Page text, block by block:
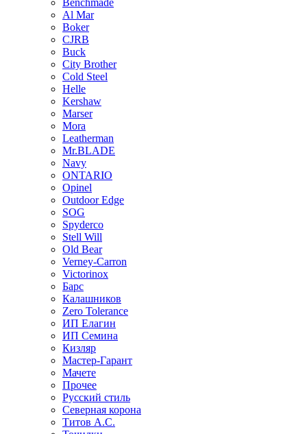
Benchmade
Al Mar
Boker
CJRB
Buck
City Brother
Cold Steel
Helle
Kershaw
Marser
Mora
Leatherman
Mr.BLADE
Navy
ONTARIO
Opinel
Outdoor Edge
SOG
Spyderco
Stell Will
Old Bear
Verney-Carron
Victorinox
Барс
Калашников
Zero Tolerance
ИП Елагин
ИП Семина
Кизляр
Мастер-Гарант
Мачете
Прочее
Русский стиль
Северная корона
Титов А.С.